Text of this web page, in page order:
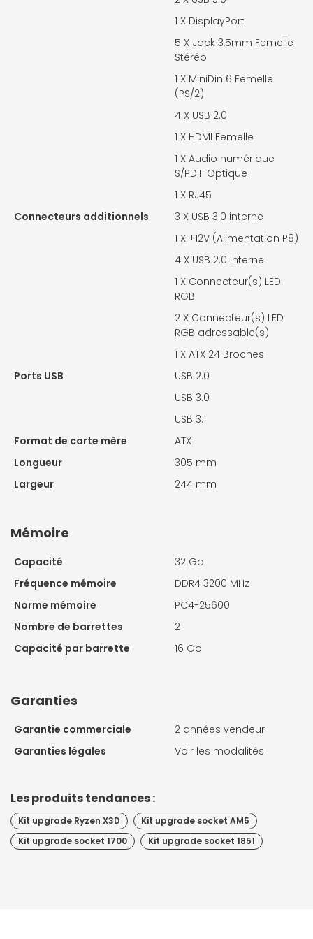
1 X DisplayPort
5 X Jack 3,5mm Femelle
Stéréo
1 X MiniDin 6 Femelle
(PS/2)
4 X USB 2.0
1 X HDMI Femelle
1 X Audio numérique
S/PDIF Optique
1 X RJ45
Connecteurs additionnels
3 X USB 3.0 interne
1 X +12V (Alimentation P8)
4 X USB 2.0 interne
1 X Connecteur(s) LED
RGB
2 X Connecteur(s) LED
RGB adressable(s)
1 X ATX 24 Broches
Ports USB
USB 2.0
USB 3.0
USB 3.1
Format de carte mère
ATX
Longueur
305 mm
Largeur
244 mm
Mémoire
Capacité
32 Go
Fréquence mémoire
DDR4 3200 MHz
Norme mémoire
PC4-25600
Nombre de barrettes
2
Capacité par barrette
16 Go
Garanties
Garantie commerciale
2 années vendeur
Garanties légales
Voir les modalités
Les produits tendances :
Kit upgrade Ryzen X3D
Kit upgrade socket AM5
Kit upgrade socket 1700
Kit upgrade socket 1851